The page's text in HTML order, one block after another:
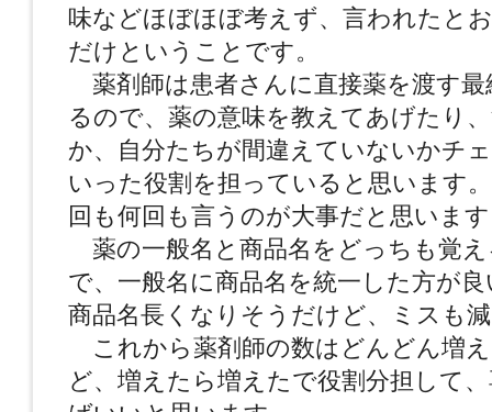
味などほぼほぼ考えず、言われたと
だけということです。
薬剤師は患者さんに直接薬を渡す最
るので、薬の意味を教えてあげたり
か、自分たちが間違えていないかチ
いった役割を担っていると思います
回も何回も言うのが大事だと思いま
薬の一般名と商品名をどっちも覚
で、一般名に商品名を統一した方が
商品名長くなりそうだけど、ミスも
これから薬剤師の数はどんどん増
ど、増えたら増えたで役割分担して